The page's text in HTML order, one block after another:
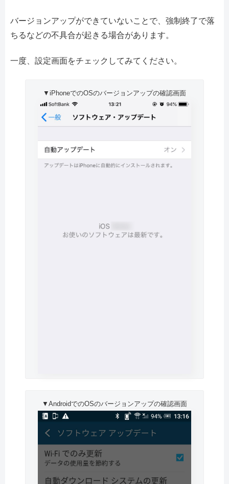
バージョンアップができていないことで、強制終了で落
ちるなどの不具合が起きる場合があります。
一度、設定画面をチェックしてみてください。
▼iPhoneでのOSのバージョンアップの確認画面
▼AndroidでのOSのバージョンアップの確認画面